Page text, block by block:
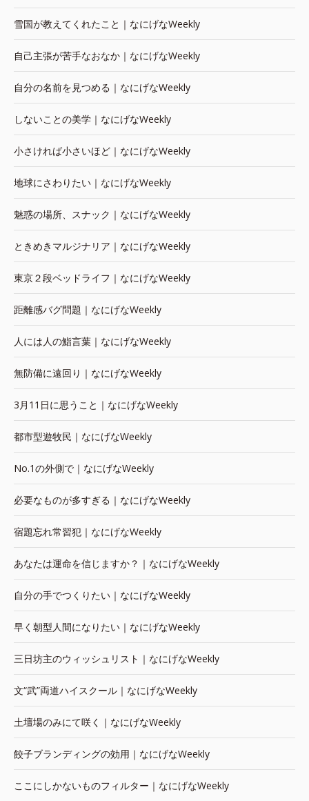
雪国が教えてくれたこと｜なにげなWeekly
自己主張が苦手なおなか｜なにげなWeekly
自分の名前を見つめる｜なにげなWeekly
しないことの美学｜なにげなWeekly
小さければ小さいほど｜なにげなWeekly
地球にさわりたい｜なにげなWeekly
魅惑の場所、スナック｜なにげなWeekly
ときめきマルジナリア｜なにげなWeekly
東京２段ベッドライフ｜なにげなWeekly
距離感バグ問題｜なにげなWeekly
人には人の鮨言葉｜なにげなWeekly
無防備に遠回り｜なにげなWeekly
3月11日に思うこと｜なにげなWeekly
都市型遊牧民｜なにげなWeekly
No.1の外側で｜なにげなWeekly
必要なものが多すぎる｜なにげなWeekly
宿題忘れ常習犯｜なにげなWeekly
あなたは運命を信じますか？｜なにげなWeekly
自分の手でつくりたい｜なにげなWeekly
早く朝型人間になりたい｜なにげなWeekly
三日坊主のウィッシュリスト｜なにげなWeekly
文“武”両道ハイスクール｜なにげなWeekly
土壇場のみにて咲く｜なにげなWeekly
餃子ブランディングの効用｜なにげなWeekly
ここにしかないものフィルター｜なにげなWeekly